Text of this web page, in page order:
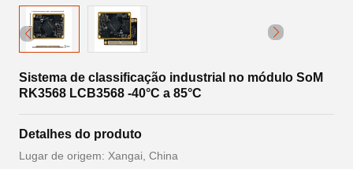
Sistema de classificação industrial no módulo SoM
RK3568 LCB3568 -40°C a 85°C
Detalhes do produto
Lugar de origem: Xangai, China